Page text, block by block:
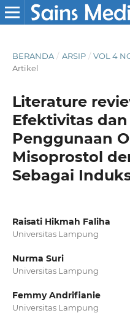
BERANDA / ARSIP / VOL 4
Artikel
Literature
Efektivitas
Penggunaan
Misoprostol
Sebagai
Raisati Hikmah Faliha
Universitas Lampung
Nurma Suri
Universitas Lampung
Femmy Andrifianie
Universitas Lampung